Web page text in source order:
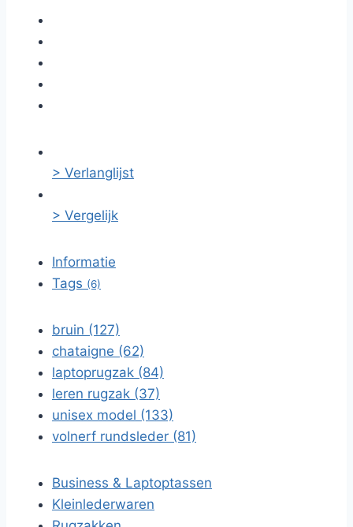
> Verlanglijst
> Vergelijk
Informatie
Tags (6)
bruin (127)
chataigne (62)
laptoprugzak (84)
leren rugzak (37)
unisex model (133)
volnerf rundsleder (81)
Business & Laptoptassen
Kleinlederwaren